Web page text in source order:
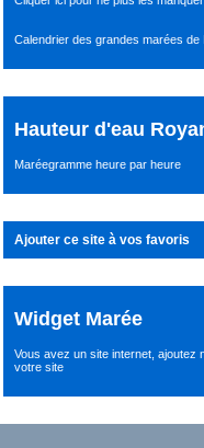
Calendrier des grandes marées de
Hauteur d'eau
Maréegramme heure par heure
Ajouter ce site à vos favoris
Widget Marée
Vous avez un site internet,ajoutez
votre site